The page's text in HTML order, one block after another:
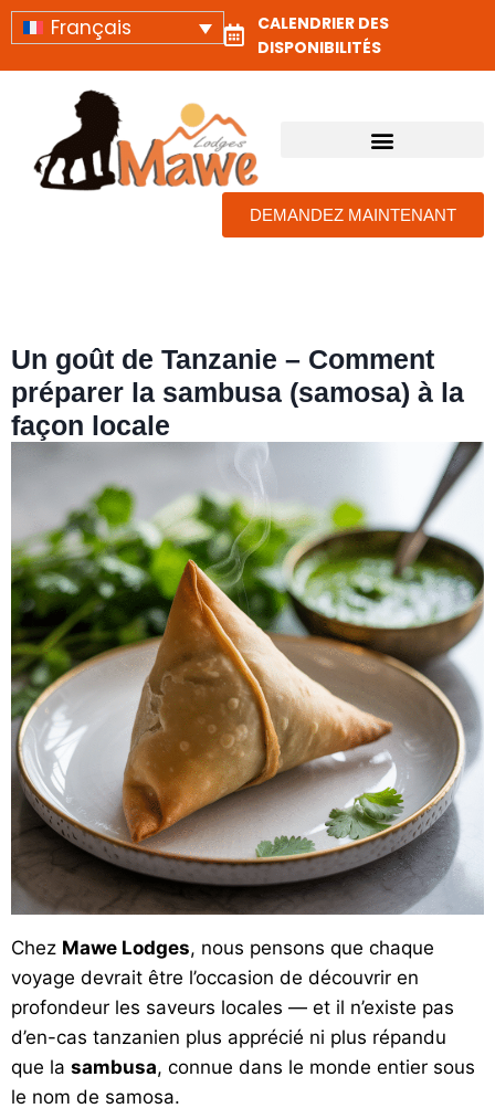
Français
CALENDRIER DES
DISPONIBILITÉS
DEMANDEZ MAINTENANT
Un goût de Tanzanie – Comment
préparer la sambusa (samosa) à la
façon locale
Chez Mawe Lodges, nous pensons que chaque
voyage devrait être l’occasion de découvrir en
profondeur les saveurs locales — et il n’existe pas
d’en-cas tanzanien plus apprécié ni plus répandu
que la sambusa, connue dans le monde entier sous
le nom de samosa.